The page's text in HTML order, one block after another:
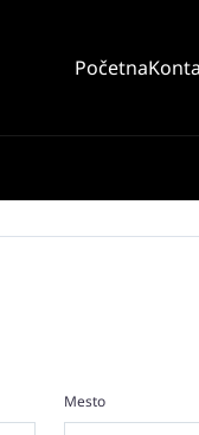
Početna
Mesto